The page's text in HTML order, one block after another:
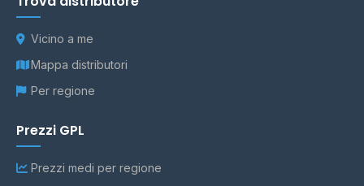
Vicino a me
Mappa distributori
Per regione
Prezzi GPL
Prezzi medi per regione